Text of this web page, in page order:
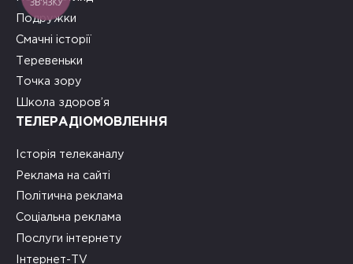
Подружки
Смачні історії
Теревеньки
Точка зору
Школа здоров’я
ТЕЛЕРАДІОМОВЛЕННЯ
Історія телеканалу
Реклама на сайті
Політична реклама
Соціальна реклама
Послуги інтернету
Інтернет-TV